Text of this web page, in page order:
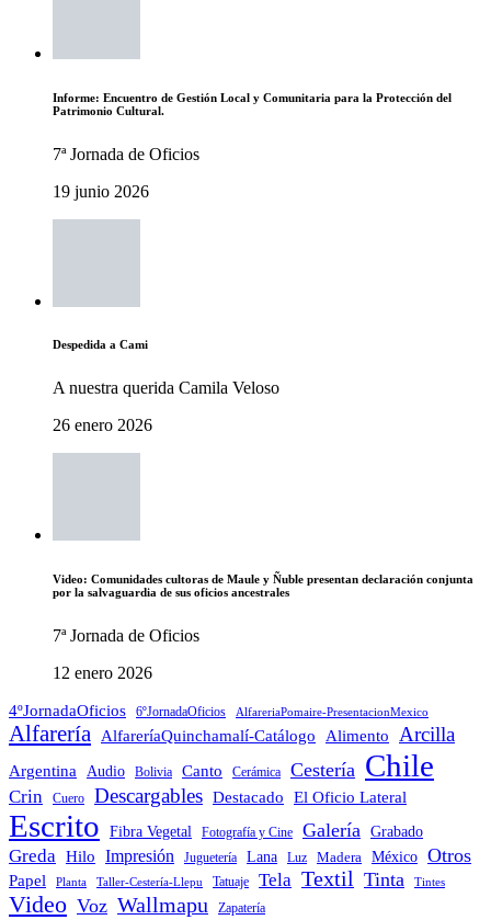
Informe: Encuentro de Gestión Local y Comunitaria para la Protección del
Patrimonio Cultural.
7ª Jornada de Oficios
19 junio 2026
Despedida a Cami
A nuestra querida Camila Veloso
26 enero 2026
Video: Comunidades cultoras de Maule y Ñuble presentan declaración conjunta
por la salvaguardia de sus oficios ancestrales
7ª Jornada de Oficios
12 enero 2026
4ºJornadaOficios 6ºJornadaOficios AlfareriaPomaire-PresentacionMexico
Alfarería AlfareríaQuinchamalí-Catálogo Alimento Arcilla
Argentina Audio Bolivia Canto Cerámica Cestería Chile
Crin Cuero Descargables Destacado El Oficio Lateral
Escrito Fibra Vegetal Fotografía y Cine Galería Grabado
Greda Hilo Impresión Juguetería Lana Luz Madera México Otros
Papel Planta Taller-Cestería-Llepu Tatuaje Tela Textil Tinta Tintes
Video Voz Wallmapu Zapatería